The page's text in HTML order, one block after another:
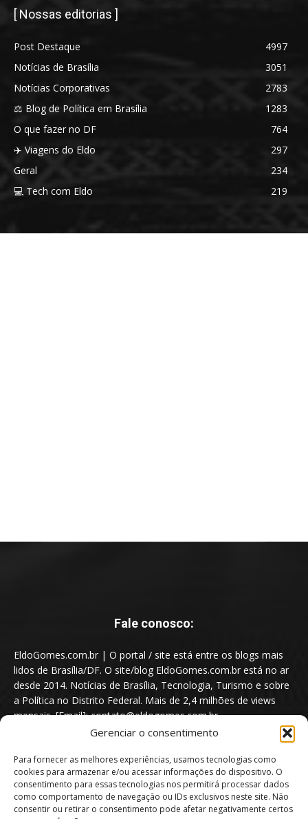
Gerenciar o consentimento
Para fornecer as melhores experiências, usamos tecnologias como
cookies para armazenar e/ou acessar informações do dispositivo. O
consentimento para essas tecnologias nos permitirá processar dados
como comportamento de navegação ou IDs exclusivos neste site. Não
consentir ou retirar o consentimento pode afetar negativamente certos
[ Nossas editorias ]
Post Destaque
4997
Notícias de Brasília
3051
Notícias Corporativas
2783
⚖️ Blog de Política em Brasília
1283
O que fazer no DF
764
✈️ Viagens do Eldo
297
Geral
234
💻 Tech com Eldo
219
Fale conosco:
EldoGomes.com.br | O portal / site está entre os blogs mais
lidos de Brasília/DF. O site/blog EldoGomes.com.br está no ar
desde 2014. Notícias de Brasília, Tecnologia, Turismo e sobre
a Política no Distrito Federal. Mais de 2,4 milhões de views
mensais. [Email]: contato@eldogomes.com.br